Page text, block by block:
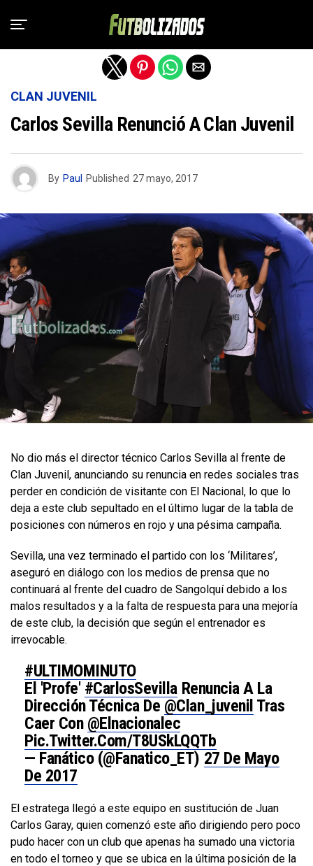
CLAN JUVENIL
Carlos Sevilla Renunció A Clan Juvenil
By Paul Published 27 mayo, 2017
​No dio más el director técnico Carlos Sevilla al frente de
Clan Juvenil, anunciando su renuncia en redes sociales tras
perder en condición de visitante con El Nacional, lo que lo
deja a este club sepultado en el último lugar de la tabla de
posiciones con números en rojo y una pésima campaña.
Sevilla, una vez terminado el partido con los ‘Militares’,
aseguró en diálogo con los medios de prensa que no
continuará al frente del cuadro de Sangolquí debido a los
malos resultados y a la falta de respuesta para una mejoría
de este club, la decisión que según el entrenador es
irrevocable.
#ULTIMOMINUTO
El 'profe' #CarlosSevilla Renuncia A La
Dirección Técnica De @Clan_juvenil Tras
Caer Con @elnacionalec
Pic.twitter.com/t8USkLQQTb
— Fanático (@Fanatico_ET) 27 De Mayo
De 2017
El estratega llegó a este equipo en sustitución de Juan
Carlos Garay, quien comenzó este año dirigiendo pero poco
pudo hacer con un club que apenas ha sumado una victoria
en todo el torneo y que se ubica en la última posición de la
Salir de la versión móvil